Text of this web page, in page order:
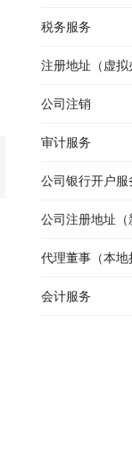
税务服务
注册地址（虚拟
公司注销
审计服务
公司银行开户服
公司注册地址（
代理董事（本地
会计服务